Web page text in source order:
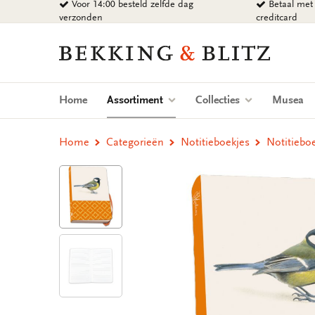
naar
Voor 14:00 besteld zelfde dag
verzonden
Betaal
creditcard
Bekking
Blitz
Uitgevers
Home Assortiment (current)Collecties Musea
Home Categorieën Notitieboekjes